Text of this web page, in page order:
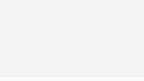
拍支廣告很花錢，拿抹布